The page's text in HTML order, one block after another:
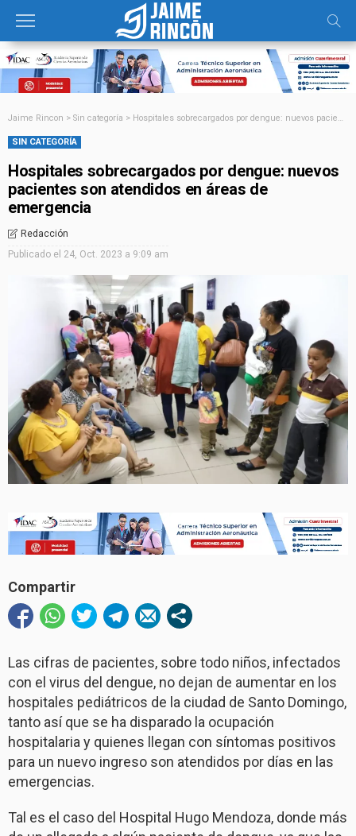
Jaime Rincon > Sin categoría > Hospitales sobrecargados por dengue: nuevos pacientes son atendidos en áreas de emergencia
SIN CATEGORÍA
Hospitales sobrecargados por dengue: nuevos
pacientes son atendidos en áreas de
emergencia
Redacción
Publicado el 24, Oct. 2023 a 9:09 am
Compartir
Las cifras de pacientes, sobre todo niños, infectados
con el virus del dengue, no dejan de aumentar en los
hospitales pediátricos de la ciudad de Santo Domingo,
tanto así que se ha disparado la ocupación
hospitalaria y quienes llegan con síntomas positivos
para un nuevo ingreso son atendidos por días en las
emergencias.
Tal es el caso del Hospital Hugo Mendoza, donde más